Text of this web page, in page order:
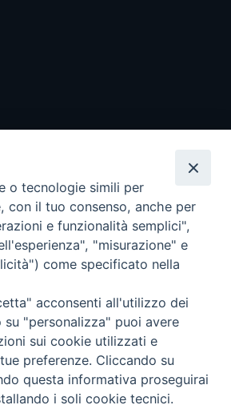
- Tutti i diritti riservati - Vita
Torna
o tecnologie simili per
con il tuo consenso, anche per
e funzionalità semplici",
"misurazione" e
come specificato nella
acconsenti all'utilizzo dei
"personalizza" puoi avere
sui cookie utilizzati e
preferenze. Cliccando su
questa informativa proseguirai
i soli cookie tecnici.